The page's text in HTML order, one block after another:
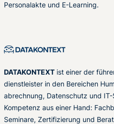
Personalakte und E-Learning.
DATAKONTEXT ist einer der
dienstleister in den Bereichen
abrechnung, Datenschutz und
Kompetenz aus einer Hand:
Seminare, Zertifizierung und